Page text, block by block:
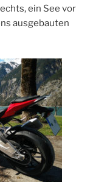
ein See vor
ausgebauten